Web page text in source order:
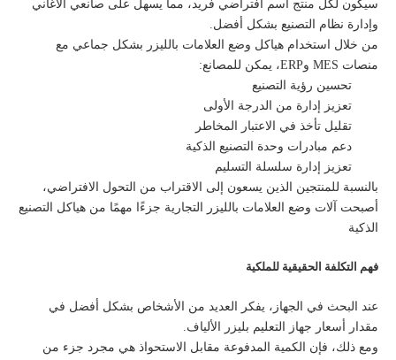
سيكون لكل منتج اسم افتراضي فريد، مما يسهل على صانعي الأغاني
وإدارة نظام التصنيع بشكل أفضل.
من خلال استخدام هياكل وضع العلامات بالليزر بشكل جماعي مع
منصات MES وERP، يمكن للمصانع:
تحسين رؤية التصنيع
تعزيز إدارة من الدرجة الأولى
تقليل تأخذ في الاعتبار المخاطر
دعم مبادرات وحدة التصنيع الذكية
تعزيز إدارة سلسلة التسليم
بالنسبة للمنتجين الذين يسعون إلى الاقتراب من التحول الافتراضي،
أصبحت آلات وضع العلامات بالليزر التجارية جزءًا مهمًا من هياكل التصنيع
الذكية
فهم التكلفة الحقيقية للملكية
عند البحث في الجهاز، يفكر العديد من الأشخاص بشكل أفضل في
مقدار أسعار جهاز التعليم بليزر الألياف.
ومع ذلك، فإن الكمية المدفوعة مقابل الاستحواذ هي مجرد جزء من